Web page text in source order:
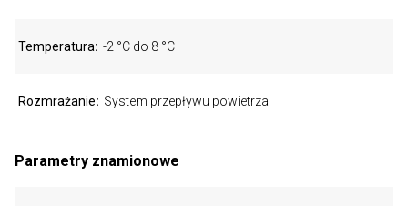
Temperatura -2 °C do 8 °C
Rozmrażanie System przepływu powietrza
Parametry znamionowe